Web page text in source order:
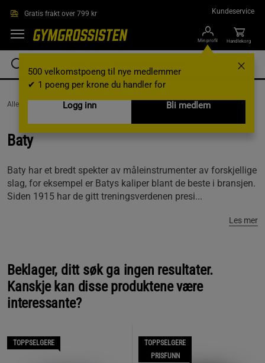
Gratis frakt over 799 kr Kundeservice
Min profil
500 velkomstpoeng til nye medlemmer
✔ 1 poeng per krone du handler for
Logg inn
Bli medlem
Handlekorg
AlleVaremerker / Baty
Baty
Baty har et bredt spekter av måleinstrumenter av forskjellige
slag, for eksempel er Batys kaliper blant de beste i bransjen.
Siden 1915 har de gitt treningsverdenen presi...
Les mer
Beklager, ditt søk ga ingen resultater.
Kanskje kan disse produktene være
interessante?
TOPPSELGERE
TOPPSELGERE
PRISFUNN